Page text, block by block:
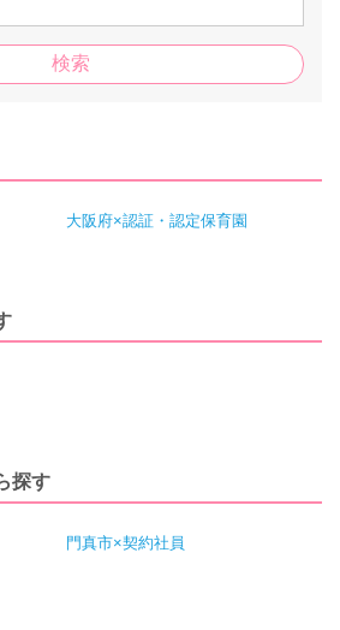
大阪府×認証・認定保育園
探す
門真市×契約社員